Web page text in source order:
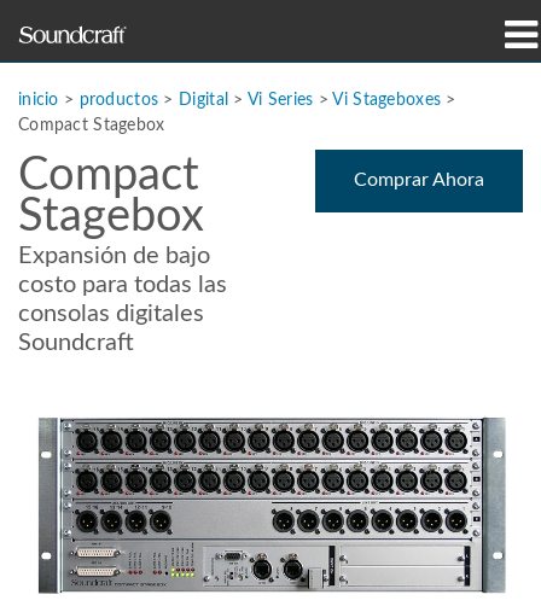
dónde comprar
capacitación
soporte
Idioma/Región
inicio > productos > Digital > Vi Series >Vi Stageboxes >
Compact Stagebox
Compact
Stagebox
Expansión de bajo
costo para todas las
consolas digitales
Soundcraft
Comprar Ahora